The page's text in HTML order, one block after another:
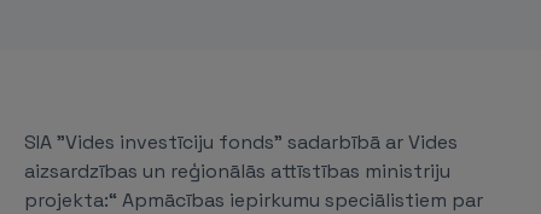
SIA "Vides investīciju fonds” sadarbībā ar Vides
aizsardzības un reģionālās attīstības ministriju
projekta:“ Apmācības iepirkumu speciālistiem par